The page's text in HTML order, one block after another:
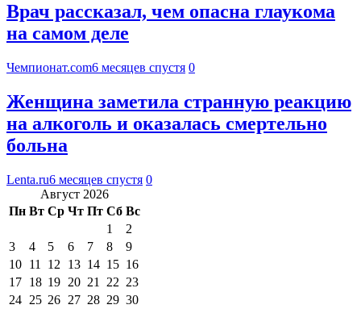
Врач рассказал, чем опасна глаукома
на самом деле
Чемпионат.com6 месяцев спустя 0
Женщина заметила странную реакцию
на алкоголь и оказалась смертельно
больна
Lenta.ru6 месяцев спустя 0
Август 2026
Пн Вт Ср Чт Пт Сб Вс
1
2
3
4 5 6 7 8
9
10 11 12 13 14 15 16
17 18 19 20 21 22 23
24 25 26 27 28 29 30